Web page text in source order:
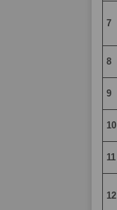
7
8
9
10
11
12